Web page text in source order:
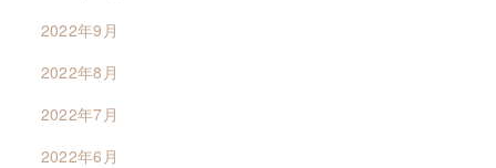
2022年9月
2022年8月
2022年7月
2022年6月